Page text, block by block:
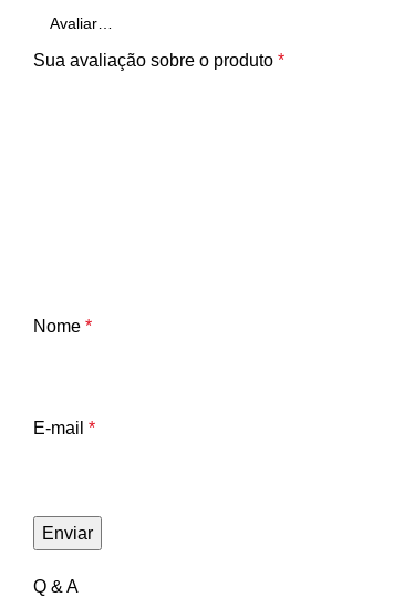
Sua avaliação sobre o produto *
Nome *
E-mail *
Q & A